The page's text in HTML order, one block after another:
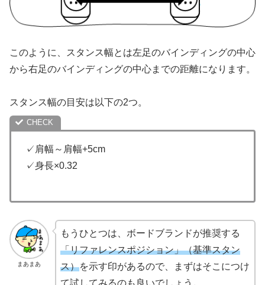
このように、スタンス幅とは左足のバインディングの中心
から右足のバインディングの中心までの距離になります。
スタンス幅の目安は以下の2つ。
✓肩幅～肩幅+5cm
✓身長×0.32
まあまあ
もうひとつは、ボードブランドが推奨する
「リファレンスポジション」（基準スタン
ス）を示す印があるので、まずはそこにつけ
て試してみるのも良いでしょう。